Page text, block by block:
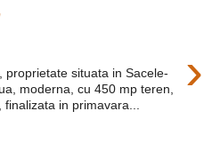
›
proprietate situata in Sacele-
moderna, cu 450 mp teren,
in primavara...